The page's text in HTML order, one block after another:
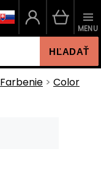
HĽADAŤ
MENU
Farbenie
Color